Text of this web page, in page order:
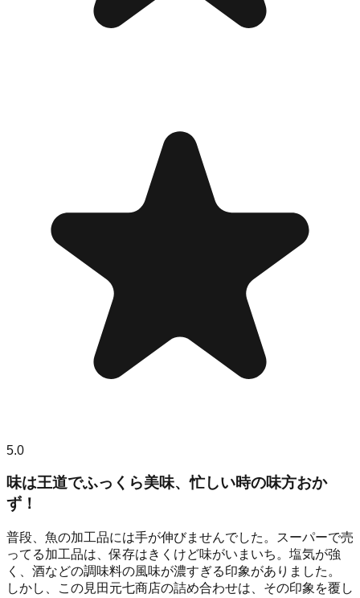
5.0
味は王道でふっくら美味、忙しい時の味方おか
ず！
普段、魚の加工品には手が伸びませんでした。スーパーで売
ってる加工品は、保存はきくけど味がいまいち。塩気が強
く、酒などの調味料の風味が濃すぎる印象がありました。
しかし、この見田元七商店の詰め合わせは、その印象を覆し